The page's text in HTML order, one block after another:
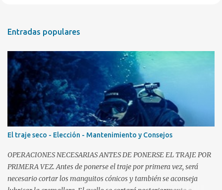
Entradas populares
El traje seco - Elección - Mantenimiento y Consejos
OPERACIONES NECESARIAS ANTES DE PONERSE EL TRAJE POR
PRIMERA VEZ. Antes de ponerse el traje por primera vez, será
necesario cortar los manguitos cónicos y también se aconseja